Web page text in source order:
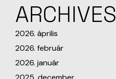
ARCHIVES
2026. április
2026. február
2026. január